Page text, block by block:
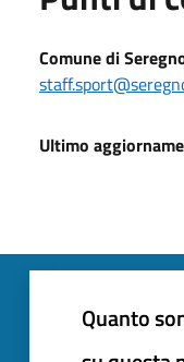
Comune di
Ultimo
Quanto